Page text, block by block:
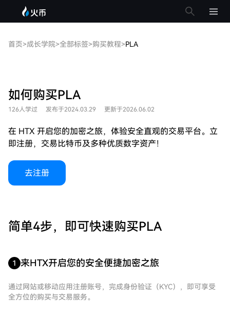
首页>成长学院>全部标签>购买教程>PLA
如何购买PLA
126人学过 发布于2024.03.29 更新于2026.06.02
在 HTX 开启您的加密之旅，体验安全直观的交易平台。立
即注册，交易比特币及多种优质数字资产！
去注册
简单4步，即可快速购买PLA
1 来HTX开启您的安全便捷加密之旅
通过网站或移动应用注册账号，完成身份验证（KYC），即可享受
全方位的购买与交易服务。